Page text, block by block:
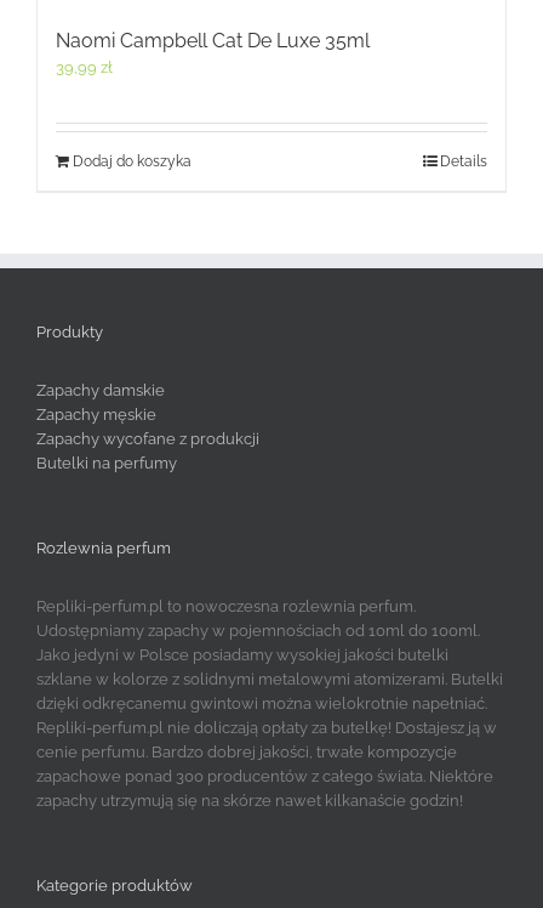
Naomi Campbell Cat De Luxe 35ml
39,99 zł
Dodaj do koszyka Details
Produkty
Zapachy damskie
Zapachy męskie
Zapachy wycofane z produkcji
Butelki na perfumy
Rozlewnia perfum
Repliki-perfum.pl to nowoczesna rozlewnia perfum.
Udostępniamy zapachy w pojemnościach od 10ml do 100ml.
Jako jedyni w Polsce posiadamy wysokiej jakości butelki
szklane w kolorze z solidnymi metalowymi atomizerami. Butelki
dzięki odkręcanemu gwintowi można wielokrotnie napełniać.
Repliki-perfum.pl nie doliczają opłaty za butelkę! Dostajesz ją w
cenie perfumu. Bardzo dobrej jakości, trwałe kompozycje
zapachowe ponad 300 producentów z całego świata. Niektóre
zapachy utrzymują się na skórze nawet kilkanaście godzin!
Kategorie produktów